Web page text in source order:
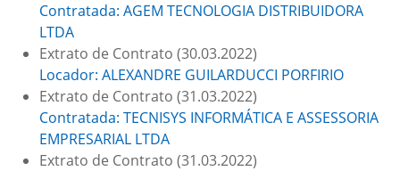
Contratada: AGEM TECNOLOGIA DISTRIBUIDORA
LTDA
Extrato de Contrato (30.03.2022)
Locador: ALEXANDRE GUILARDUCCI PORFIRIO
Extrato de Contrato (31.03.2022)
Contratada: TECNISYS INFORMÁTICA E ASSESSORIA
EMPRESARIAL LTDA
Extrato de Contrato (31.03.2022)